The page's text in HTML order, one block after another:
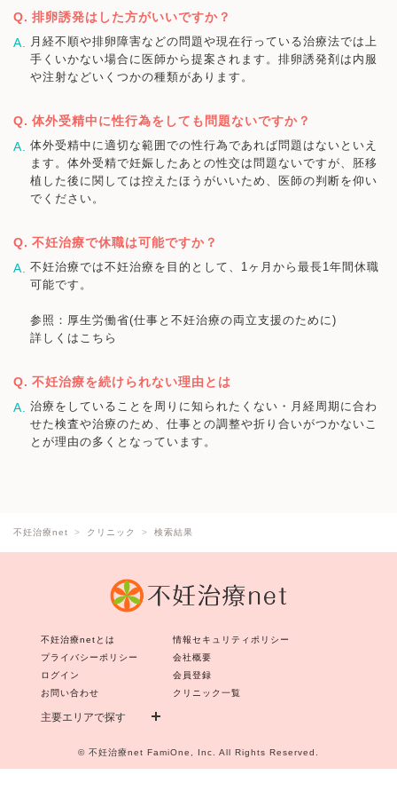
排卵誘発はした方がいいですか？
月経不順や排卵障害などの問題や現在行っている治療法では上
手くいかない場合に医師から提案されます。排卵誘発剤は内服
や注射などいくつかの種類があります。
体外受精中に性行為をしても問題ないですか？
体外受精中に適切な範囲での性行為であれば問題はないといえ
ます。体外受精で妊娠したあとの性交は問題ないですが、胚移
植した後に関しては控えたほうがいいため、医師の判断を仰い
でください。
不妊治療で休職は可能ですか？
不妊治療では不妊治療を目的として、1ヶ月から最長1年間休職
可能です。
参照：厚生労働省(仕事と不妊治療の両立支援のために)
詳しくはこちら
不妊治療を続けられない理由とは
治療をしていることを周りに知られたくない・月経周期に合わ
せた検査や治療のため、仕事との調整や折り合いがつかないこ
とが理由の多くとなっています。
不妊治療net クリニック 検索結果
不妊治療netとは
情報セキュリティポリシー
プライバシーポリシー
会社概要
ログイン
会員登録
お問い合わせ
クリニック一覧
主要エリアで探す
© 不妊治療net FamiOne, Inc. All Rights Reserved.